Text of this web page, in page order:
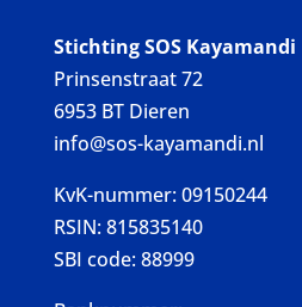
Stichting SOS Kayamandi
Prinsenstraat 72
6953 BT Dieren
info@sos-kayamandi.nl
KvK-nummer: 09150244
RSIN: 815835140
SBI code: 88999